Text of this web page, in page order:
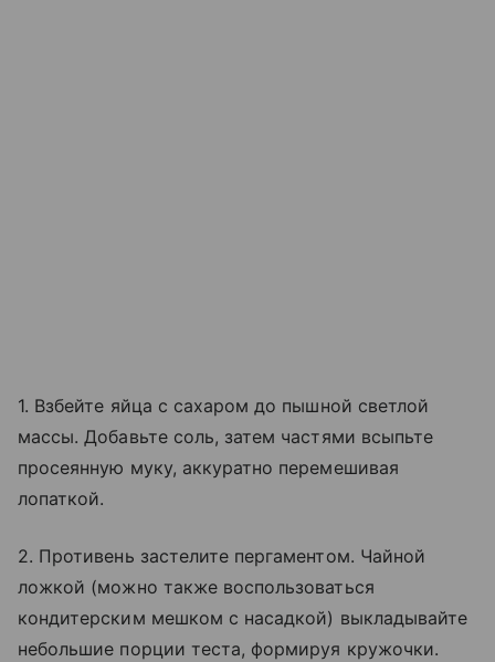
1. Взбейте яйца с сахаром до пышной светлой
массы. Добавьте соль, затем частями всыпьте
просеянную муку, аккуратно перемешивая
лопаткой.
2. Противень застелите пергаментом. Чайной
ложкой (можно также воспользоваться
кондитерским мешком с насадкой) выкладывайте
небольшие порции теста, формируя кружочки.